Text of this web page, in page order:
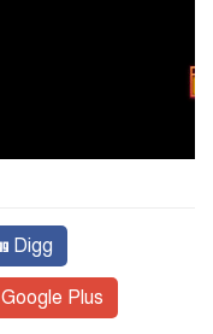
Digg
Google Plus